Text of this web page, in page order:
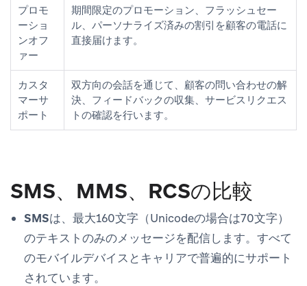
プロモ
ーショ
ンオフ
ァー
期間限定のプロモーション、フラッシュセー
ル、パーソナライズ済みの割引を顧客の電話に
直接届けます。
カスタ
マーサ
ポート
双方向の会話を通じて、顧客の問い合わせの解
決、フィードバックの収集、サービスリクエス
トの確認を行います。
SMS、MMS、RCSの比較
SMSは、最大160文字（Unicodeの場合は70文字）
のテキストのみのメッセージを配信します。すべて
のモバイルデバイスとキャリアで普遍的にサポート
されています。